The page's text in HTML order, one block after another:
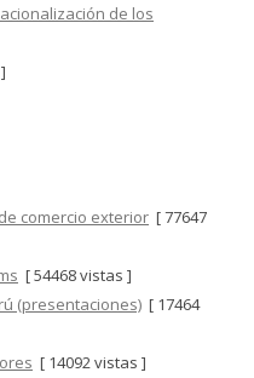
de los
comercio exterior [ 77647
[ 54468 vistas ]
(presentaciones) [ 17464
[ 14092 vistas ]